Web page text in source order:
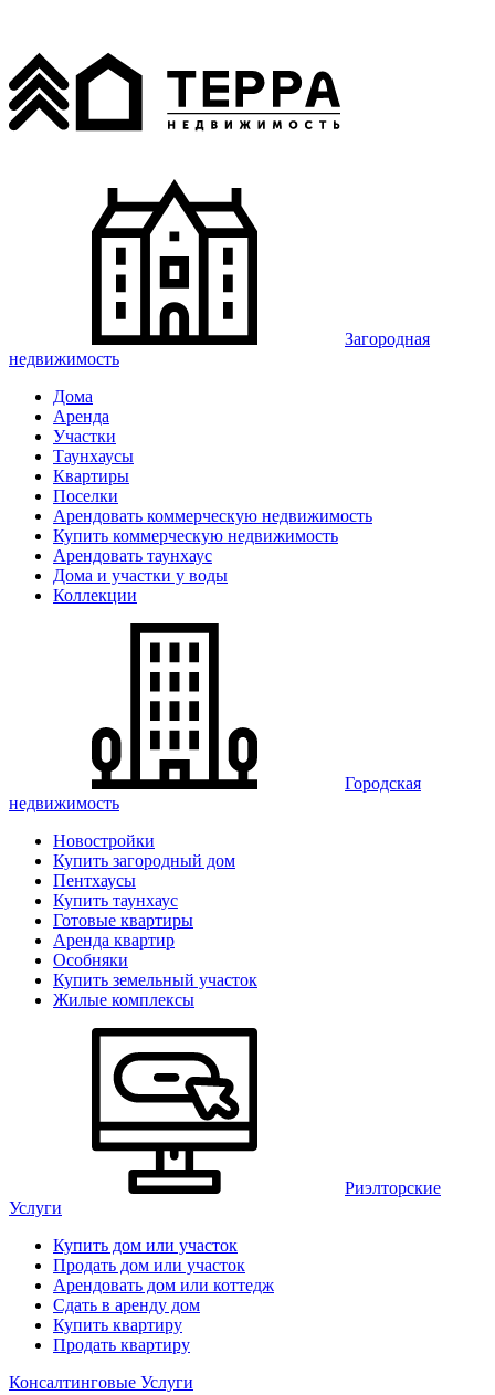
Загородная
недвижимость
Дома
Аренда
Участки
Таунхаусы
Квартиры
Поселки
Арендовать коммерческую недвижимость
Купить коммерческую недвижимость
Арендовать таунхаус
Дома и участки у воды
Коллекции
Городская
недвижимость
Новостройки
Купить загородный дом
Пентхаусы
Купить таунхаус
Готовые квартиры
Аренда квартир
Особняки
Купить земельный участок
Жилые комплексы
Риэлторские
Услуги
Купить дом или участок
Продать дом или участок
Арендовать дом или коттедж
Сдать в аренду дом
Купить квартиру
Продать квартиру
Консалтинговые Услуги